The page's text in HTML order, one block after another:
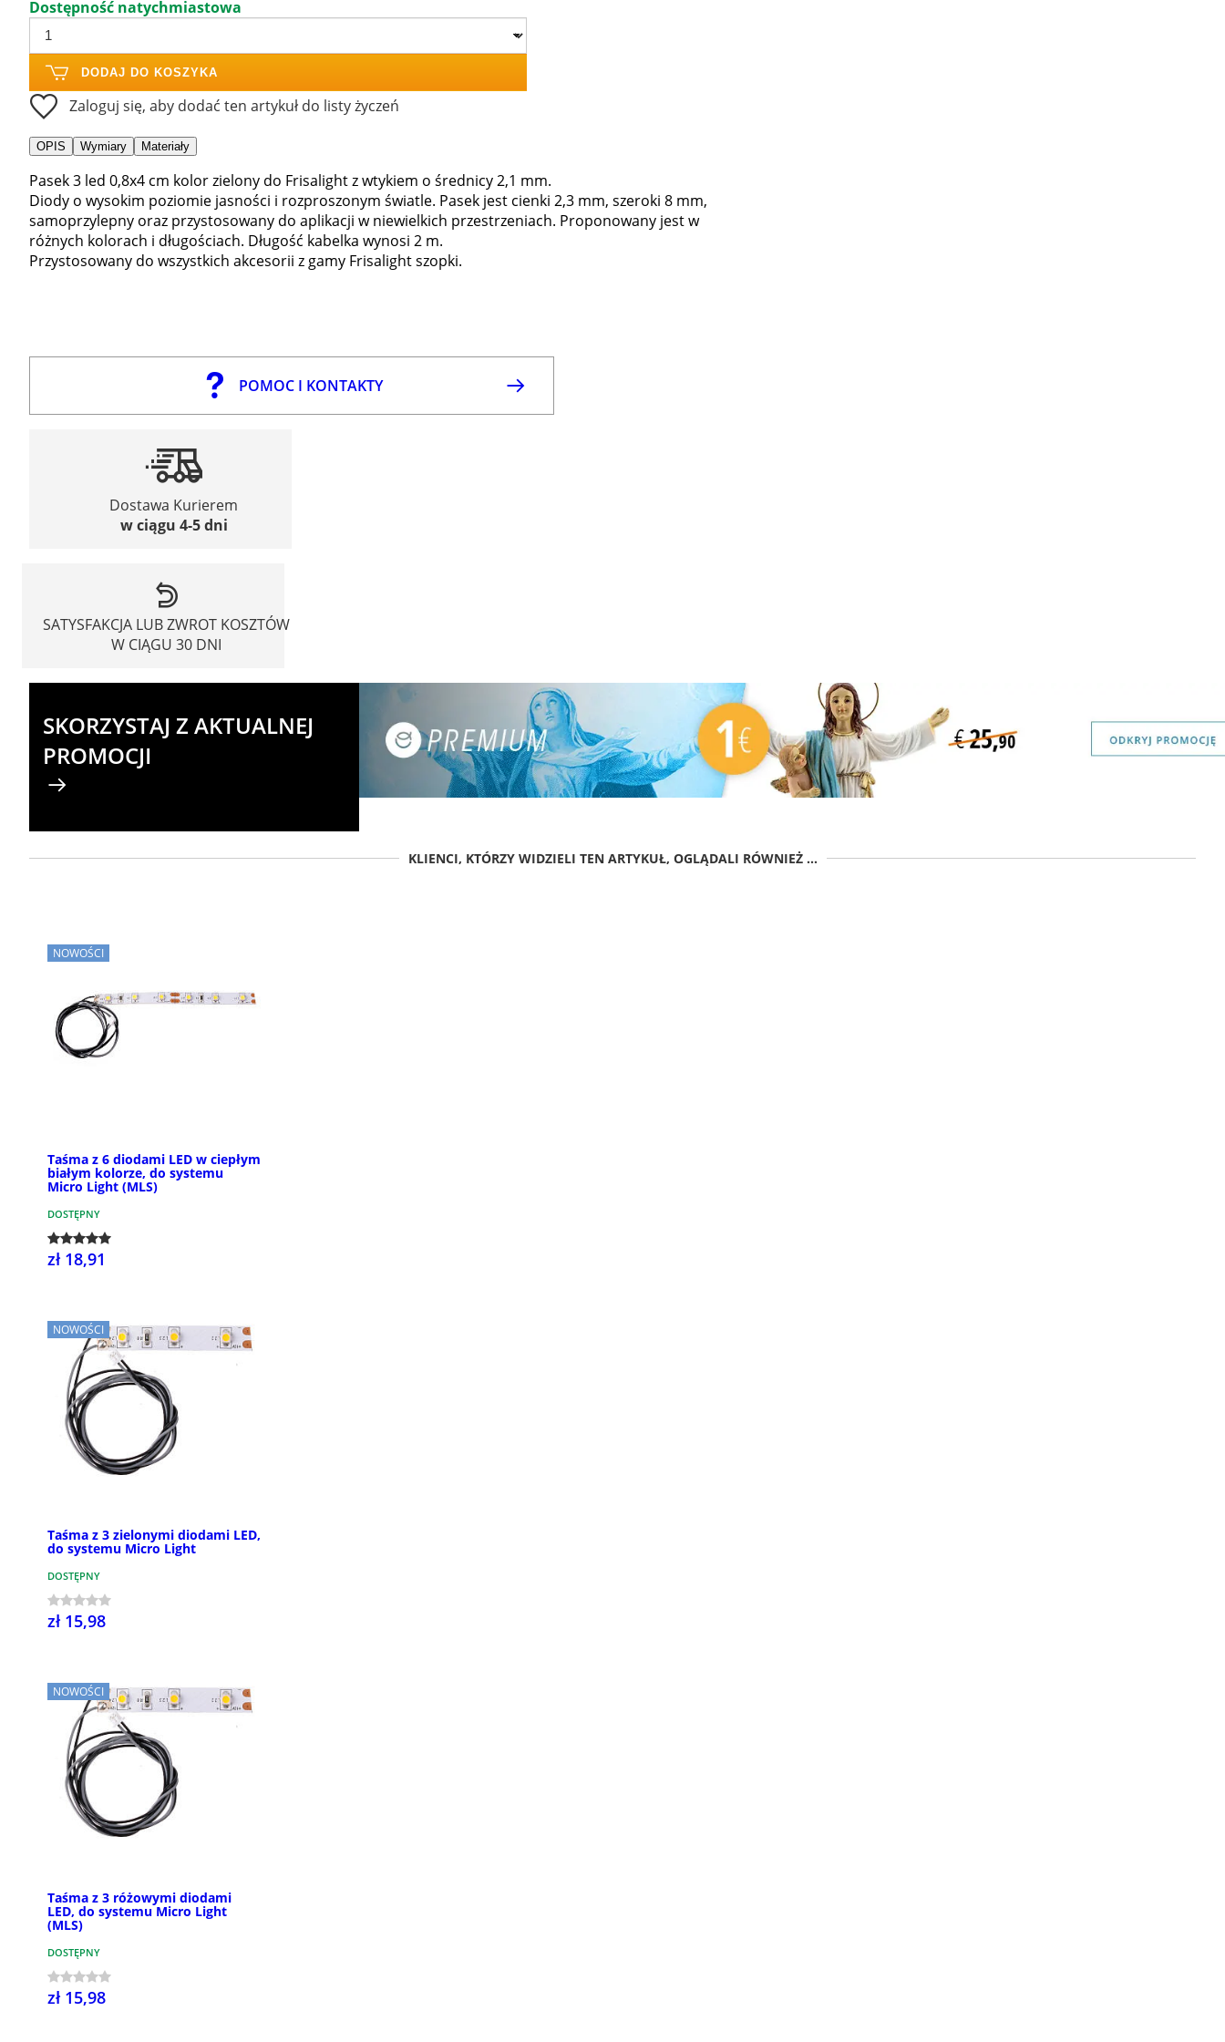
Dostępność natychmiastowa
DODAJ DO KOSZYKA
Zaloguj się, aby dodać ten artykuł do listy życzeń
OPIS Wymiary Materiały
Pasek 3 led 0,8x4 cm kolor zielony do Frisalight z wtykiem o średnicy 2,1 mm.
Diody o wysokim poziomie jasności i rozproszonym światle. Pasek jest cienki 2,3 mm, szeroki 8 mm,
samoprzylepny oraz przystosowany do aplikacji w niewielkich przestrzeniach. Proponowany jest w
różnych kolorach i długościach. Długość kabelka wynosi 2 m.
Przystosowany do wszystkich akcesorii z gamy Frisalight szopki.
POMOC I KONTAKTY
Dostawa Kurierem
w ciągu 4-5 dni
SATYSFAKCJA LUB ZWROT KOSZTÓW
W CIĄGU 30 DNI
SKORZYSTAJ Z AKTUALNEJ
PROMOCJI
KLIENCI, KTÓRZY WIDZIELI TEN ARTYKUŁ, OGLĄDALI RÓWNIEŻ ...
NOWOŚCI
Taśma z 6 diodami LED w ciepłym
białym kolorze, do systemu
Micro Light (MLS)
DOSTĘPNY
zł 18,91
NOWOŚCI
Taśma z 3 zielonymi diodami LED,
do systemu Micro Light
DOSTĘPNY
zł 15,98
NOWOŚCI
Taśma z 3 różowymi diodami
LED, do systemu Micro Light
(MLS)
DOSTĘPNY
zł 15,98